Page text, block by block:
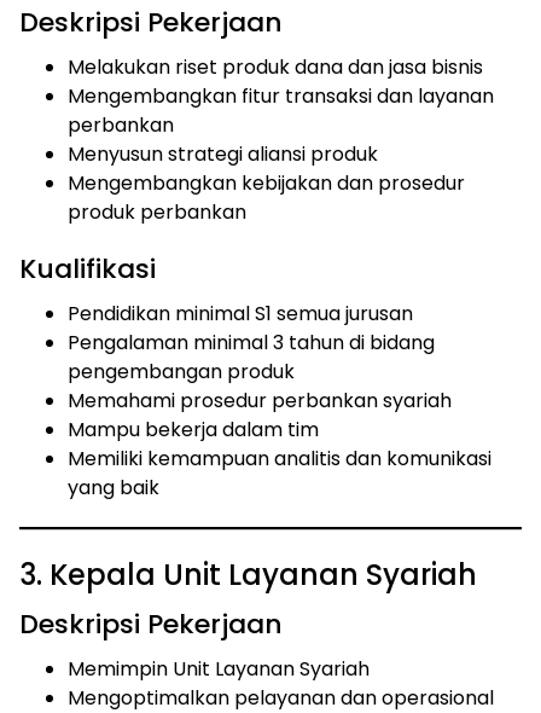
Deskripsi Pekerjaan
Melakukan riset produk dana dan jasa bisnis
Mengembangkan fitur transaksi dan layanan
perbankan
Menyusun strategi aliansi produk
Mengembangkan kebijakan dan prosedur
produk perbankan
Kualifikasi
Pendidikan minimal S1 semua jurusan
Pengalaman minimal 3 tahun di bidang
pengembangan produk
Memahami prosedur perbankan syariah
Mampu bekerja dalam tim
Memiliki kemampuan analitis dan komunikasi
yang baik
3. Kepala Unit Layanan Syariah
Deskripsi Pekerjaan
Memimpin Unit Layanan Syariah
Mengoptimalkan pelayanan dan operasional